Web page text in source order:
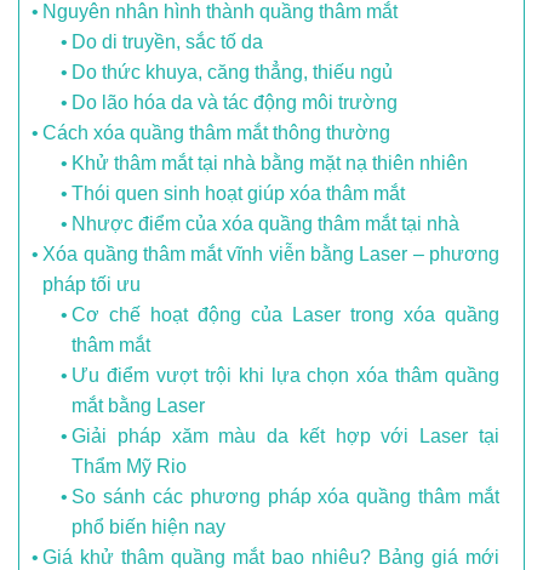
Nguyên nhân hình thành quầng thâm mắt
Do di truyền, sắc tố da
Do thức khuya, căng thẳng, thiếu ngủ
Do lão hóa da và tác động môi trường
Cách xóa quầng thâm mắt thông thường
Khử thâm mắt tại nhà bằng mặt nạ thiên nhiên
Thói quen sinh hoạt giúp xóa thâm mắt
Nhược điểm của xóa quầng thâm mắt tại nhà
Xóa quầng thâm mắt vĩnh viễn bằng Laser – phương
pháp tối ưu
Cơ chế hoạt động của Laser trong xóa quầng
thâm mắt
Ưu điểm vượt trội khi lựa chọn xóa thâm quầng
mắt bằng Laser
Giải pháp xăm màu da kết hợp với Laser tại
Thẩm Mỹ Rio
So sánh các phương pháp xóa quầng thâm mắt
phổ biến hiện nay
Giá khử thâm quầng mắt bao nhiêu? Bảng giá mới